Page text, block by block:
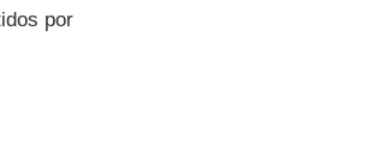
por